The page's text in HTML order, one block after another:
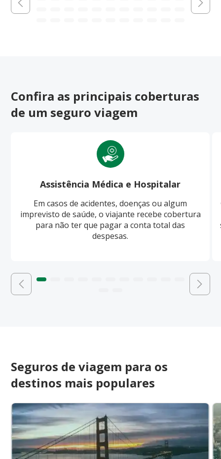
Confira as principais coberturas
de um seguro viagem
Assistência Médica e Hospitalar
Em casos de acidentes, doenças ou algum
imprevisto de saúde, o viajante recebe cobertura
para não ter que pagar a conta total das
despesas.
Seguros de viagem para os
destinos mais populares